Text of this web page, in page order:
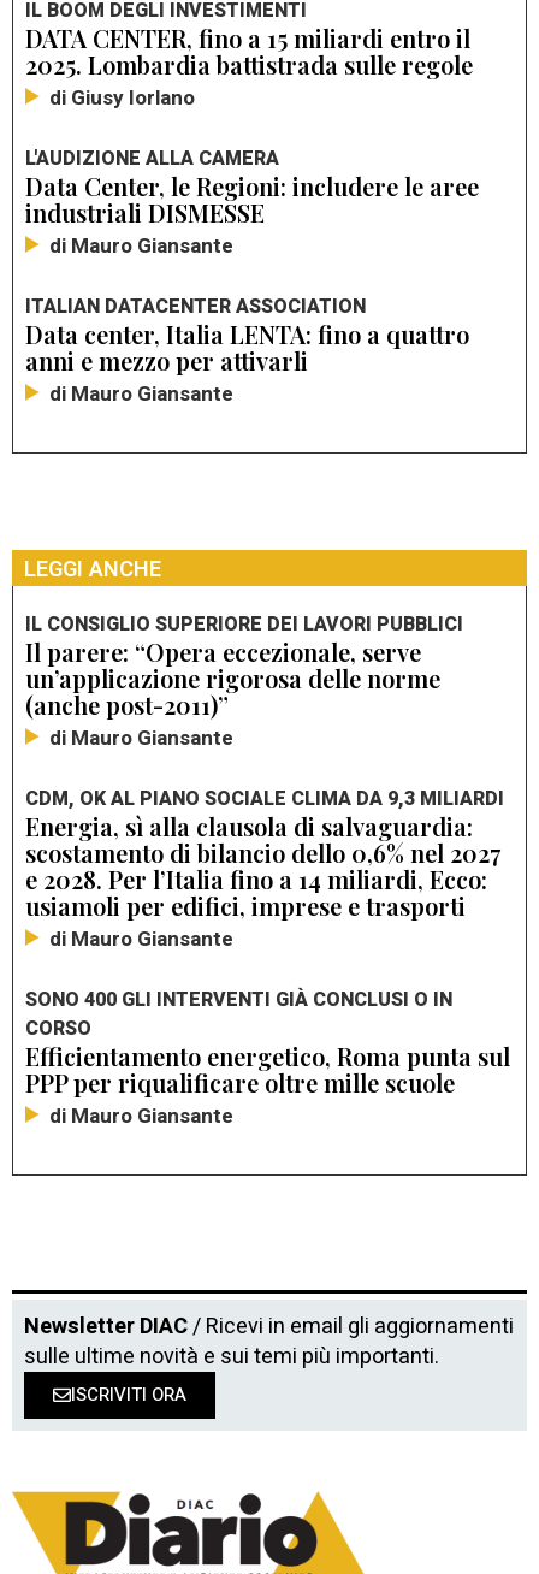
IL BOOM DEGLI INVESTIMENTI
DATA CENTER, fino a 15 miliardi entro il
2025. Lombardia battistrada sulle regole
di Giusy Iorlano
L'AUDIZIONE ALLA CAMERA
Data Center, le Regioni: includere le aree
industriali DISMESSE
di Mauro Giansante
ITALIAN DATACENTER ASSOCIATION
Data center, Italia LENTA: fino a quattro
anni e mezzo per attivarli
di Mauro Giansante
LEGGI ANCHE
IL CONSIGLIO SUPERIORE DEI LAVORI PUBBLICI
Il parere: “Opera eccezionale, serve
un’applicazione rigorosa delle norme
(anche post-2011)”
di Mauro Giansante
CDM, OK AL PIANO SOCIALE CLIMA DA 9,3 MILIARDI
Energia, sì alla clausola di salvaguardia:
scostamento di bilancio dello 0,6% nel 2027
e 2028. Per l’Italia fino a 14 miliardi, Ecco:
usiamoli per edifici, imprese e trasporti
di Mauro Giansante
SONO 400 GLI INTERVENTI GIÀ CONCLUSI O IN
CORSO
Efficientamento energetico, Roma punta sul
PPP per riqualificare oltre mille scuole
di Mauro Giansante
Newsletter DIAC/ Ricevi in email gli aggiornamenti
sulle ultime novità e sui temi più importanti.
ISCRIVITI ORA